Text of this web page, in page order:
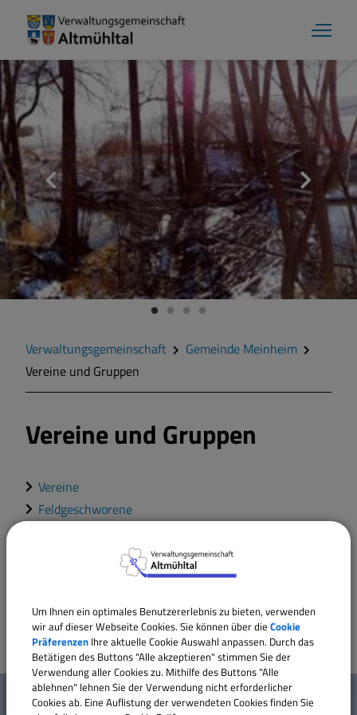
Aktuelles
Verwaltungsgemeinschaft
Gemeinde Alesheim
Markt Markt Berolzheim
Gemeinde Meinheim
Verwaltungsgemeinschaft
Gemeinde Meinheim
Vereine und Gruppen
Vereine und Gruppen
Vereine
Feldgeschworene
Genossenschaften
W
Mehr entdecken
Um Ihnen ein optimales Benutzererlebnis zu bieten, verwenden
wir auf dieser Webseite Cookies. Sie können über die Cookie
Präferenzen Ihre aktuelle Cookie Auswahl anpassen. Durch das
Betätigen des Buttons "Alle akzeptieren" stimmen Sie der
Verwendung aller Cookies zu. Mithilfe des Buttons "Alle
ablehnen" lehnen Sie der Verwendung nicht erforderlicher
Cookies ab. Eine Auflistung der verwendeten Cookies finden Sie